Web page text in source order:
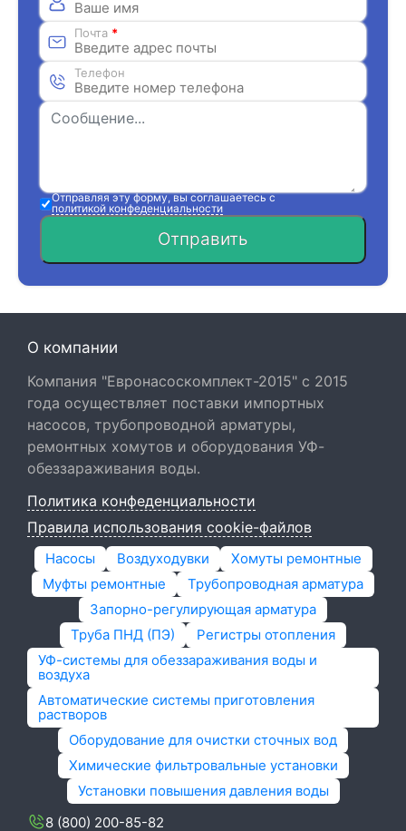
Почта *
Телефон
Отправляя эту форму, вы соглашаетесь с
политикой конфеденциальности
Отправить
О компании
Компания "Евронасоскомплект-2015" с 2015
года осуществляет поставки импортных
насосов, трубопроводной арматуры,
ремонтных хомутов и оборудования УФ-
обеззараживания воды.
Политика конфеденциальности
Правила использования cookie-файлов
Насосы Воздуходувки
Хомуты ремонтные
Муфты ремонтные
Трубопроводная арматура
Запорно-регулирующая арматура
Труба ПНД (ПЭ)
Регистры отопления
УФ-системы для обеззараживания воды и
воздуха
Автоматические системы приготовления
растворов
Оборудование для очистки сточных вод
Химические фильтровальные установки
Установки повышения давления воды
8 (800) 200-85-82